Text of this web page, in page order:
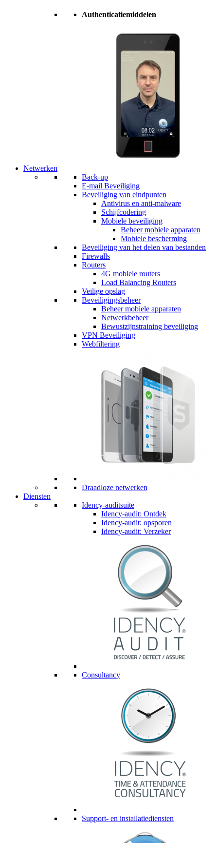
Authenticatiemiddelen
Netwerken
Back-up
E-mail Beveiliging
Beveiliging van eindpunten
Antivirus en anti-malware
Schijfcodering
Mobiele beveiliging
Beheer mobiele apparaten
Mobiele bescherming
Beveiliging van het delen van bestanden
Firewalls
Routers
4G mobiele routers
Load Balancing Routers
Veilige opslag
Beveiligingsbeheer
Beheer mobiele apparaten
Netwerkbeheer
Bewustzijnstraining beveiliging
VPN Beveiliging
Webfiltering
Draadloze netwerken
Diensten
Idency-auditsuite
Idency-audit: Ontdek
Idency-audit: opsporen
Idency-audit: Verzeker
Consultancy
Support- en installatiediensten